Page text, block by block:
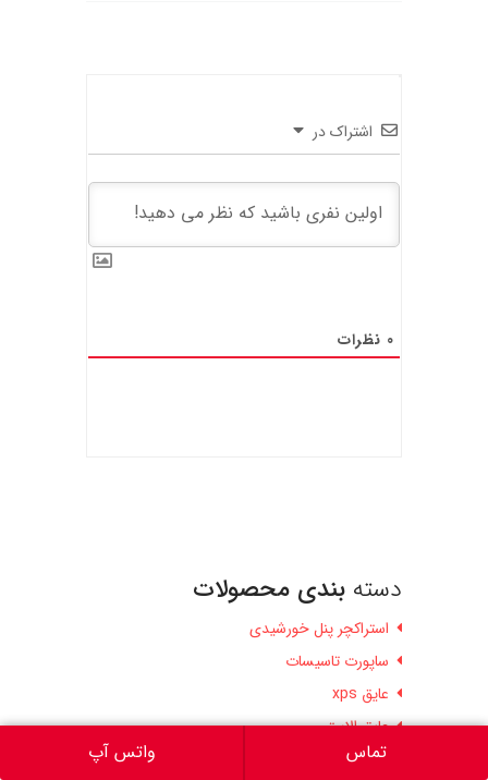
اشتراک در
0 نظرات
دسته بندی محصولات
استراکچر پنل خورشیدی
ساپورت تاسیسات
عایق xps
عایق الاستومری
عایق الیاف سرامیک
تماس واتس آپ